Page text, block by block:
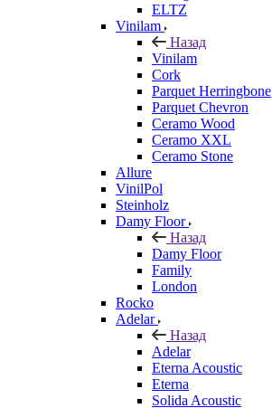
ELTZ
Vinilam
Назад
Vinilam
Cork
Parquet Herringbone
Parquet Chevron
Ceramo Wood
Ceramo XXL
Ceramo Stone
Allure
VinilPol
Steinholz
Damy Floor
Назад
Damy Floor
Family
London
Rocko
Adelar
Назад
Adelar
Eterna Acoustic
Eterna
Solida Acoustic